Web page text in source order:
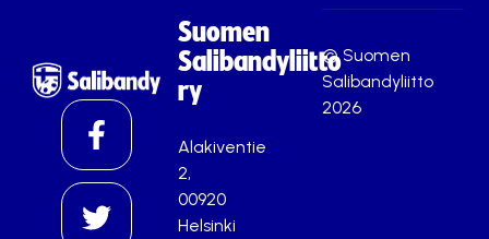
Suomen
Salibandyliitto
ry
Alakiventie
2,
00920
Helsinki
© Suomen
Salibandyliitto
2026